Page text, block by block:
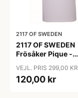
2117 OF SWEDEN
2117 OF SWEDEN
Frösåker Pique -
VEJL. PRIS 299,00 KR
120,00 kr